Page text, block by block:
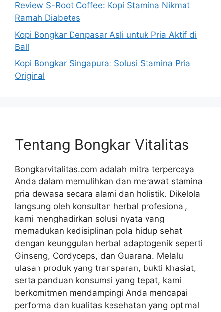
Review S-Root Coffee: Kopi Stamina Nikmat
Ramah Diabetes
Kopi Bongkar Denpasar Asli untuk Pria Aktif di
Bali
Kopi Bongkar Singapura: Solusi Stamina Pria
Original
Tentang Bongkar Vitalitas
Bongkarvitalitas.com adalah mitra terpercaya
Anda dalam memulihkan dan merawat stamina
pria dewasa secara alami dan holistik. Dikelola
langsung oleh konsultan herbal profesional,
kami menghadirkan solusi nyata yang
memadukan kedisiplinan pola hidup sehat
dengan keunggulan herbal adaptogenik seperti
Ginseng, Cordyceps, dan Guarana. Melalui
ulasan produk yang transparan, bukti khasiat,
serta panduan konsumsi yang tepat, kami
berkomitmen mendampingi Anda mencapai
performa dan kualitas kesehatan yang optimal